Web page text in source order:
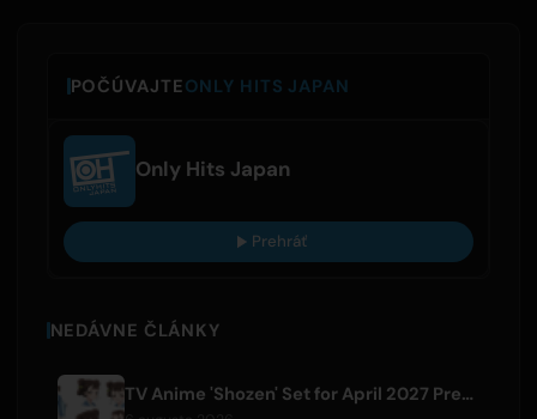
POČÚVAJTEONLY HITS JAPAN
Only Hits Japan
Prehráť
NEDÁVNE ČLÁNKY
TV Anime 'Shozen' Set for April 2027 Premiere on Fuji TV